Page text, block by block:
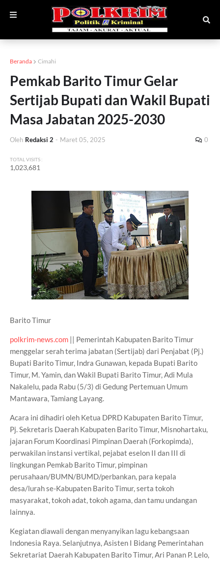
Beranda Cimahi
Pemkab Barito Timur Gelar
Sertijab Bupati dan Wakil Bupati
Masa Jabatan 2025-2030
Oleh Redaksi 2 - Maret 05, 2025 0
TOTAL VISITS :
1,023,681
Barito Timur
polkrim-news.com || Pemerintah Kabupaten Barito Timur
menggelar serah terima jabatan (Sertijab) dari Penjabat (Pj.)
Bupati Barito Timur, Indra Gunawan, kepada Bupati Barito
Timur, M. Yamin, dan Wakil Bupati Barito Timur, Adi Mula
Nakalelu, pada Rabu (5/3) di Gedung Pertemuan Umum
Mantawara, Tamiang Layang.
Acara ini dihadiri oleh Ketua DPRD Kabupaten Barito Timur,
Pj. Sekretaris Daerah Kabupaten Barito Timur, Misnohartaku,
jajaran Forum Koordinasi Pimpinan Daerah (Forkopimda),
perwakilan instansi vertikal, pejabat eselon II dan III di
lingkungan Pemkab Barito Timur, pimpinan
perusahaan/BUMN/BUMD/perbankan, para kepala
desa/lurah se-Kabupaten Barito Timur, serta tokoh
masyarakat, tokoh adat, tokoh agama, dan tamu undangan
lainnya.
Kegiatan diawali dengan menyanyikan lagu kebangsaan
Indonesia Raya. Selanjutnya, Asisten I Bidang Pemerintahan
Sekretariat Daerah Kabupaten Barito Timur, Ari Panan P. Lelo,